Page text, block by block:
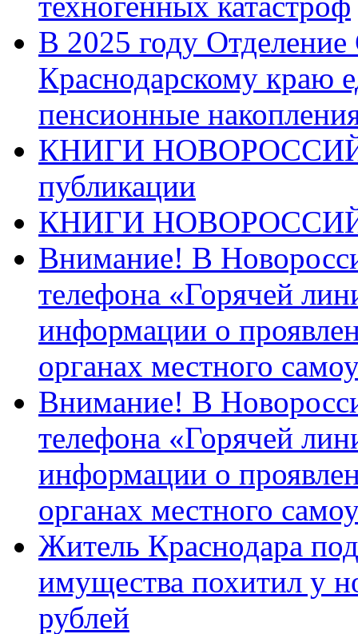
В 2025 году
Краснодарскому краю
пенсионные
КНИГИ
публикации
КНИГИ
Внимание! В
телефона «Горячей
информации о
органах местного
Внимание! В
телефона «Горячей
информации о
органах местного
Житель Краснодара
имущества похитил у
рублей